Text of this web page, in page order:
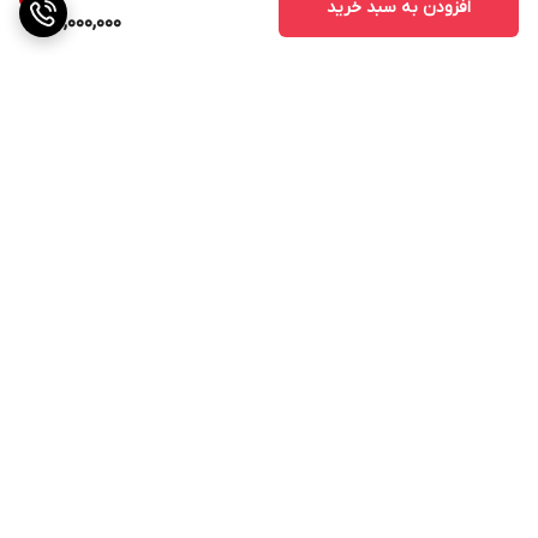
10,000,000
افزودن به سبد خرید